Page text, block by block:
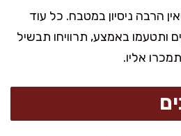
הרבה ניסיון במטבח. כל עוד
ותטעמו באמצע, תרוויחו תבשיל
אליו.